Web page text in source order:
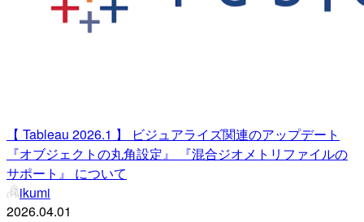
【 Tableau 2026.1 】 ビジュアライズ関連のアップデート
『オブジェクトの丸角設定』 『混合ジオメトリファイルの
サポート』 について
ikumi
2026.04.01